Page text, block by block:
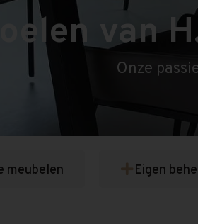
van
Onze
meubelen Eigen